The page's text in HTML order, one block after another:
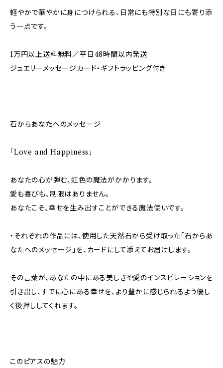
軽やかで華やかに身につけられる、日常にも特別な日にも寄り添
う一点です。
1万円以上送料無料／平日48時間以内発送
ジュエリーメッセージカード・ギフトラッピング付き
石からあなたへのメッセージ
「Love and Happiness」
あなたの心が弾む、虹色の魔法がかかります。
愛も喜びも、制限はありません。
あなたこそ、幸せを生み出すことができる魔法使いです。
・それぞれの作品には、使用した天然石から受け取った「石からあ
なたへのメッセージ」を、カードにして添えてお届けします。
その言葉が、あなたの中にある美しさや愛のインスピレーションを
引き出し、すでに心にある幸せを、より豊かに感じられるよう優し
く後押ししてくれます。
このピアスの魅力